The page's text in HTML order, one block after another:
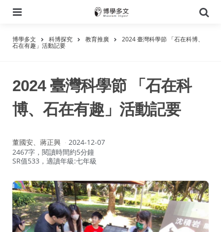
尋
博學多文 科博探究 教育推廣 2024 臺灣科學節 「石在科博、
石在有趣」活動記要
2024 臺灣科學節 「石在科
博、石在有趣」活動記要
作
者：
董國安、蔣正興
2024-12-07
2467字，閱讀時間約5分鐘
SR值533，適讀年級:七年級